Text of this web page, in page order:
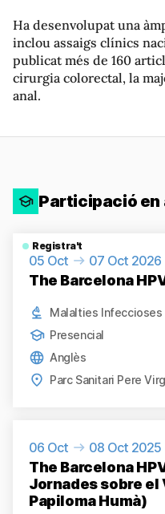
Ha desenvolupat una
inclou assaigs clínics
publicat més de 160
cirurgia colorectal, la
anal.
Participació
Registra't
05 Oct 07 Oct 2026
The Barcelona
Malalties Infeccioses
Presencial
Anglès
Veure activitat
06 Oct 08 Oct 2025
The Barcelona
Jornades sobre el
Papiloma Humà)